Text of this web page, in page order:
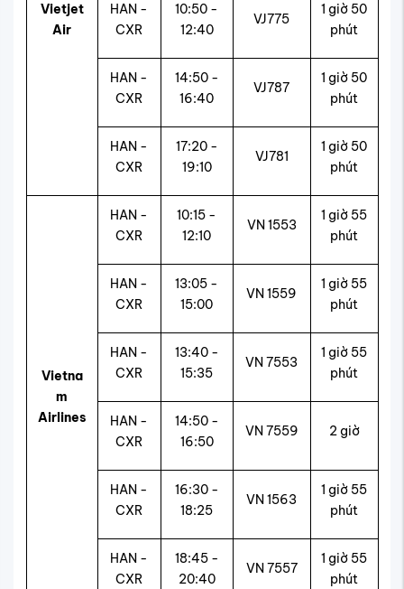
Vietjet
Air
HAN -
CXR
10:50 -
12:40
VJ775
1 giờ 50
phút
HAN -
CXR
14:50 -
16:40
VJ787
1 giờ 50
phút
HAN -
CXR
17:20 -
19:10
VJ781
1 giờ 50
phút
Vietna
m
Airlines
HAN -
CXR
10:15 -
12:10
VN 1553
1 giờ 55
phút
HAN -
CXR
13:05 -
15:00
VN 1559
1 giờ 55
phút
HAN -
CXR
13:40 -
15:35
VN 7553
1 giờ 55
phút
HAN -
CXR
14:50 -
16:50
VN 7559 2 giờ
HAN -
CXR
16:30 -
18:25
VN 1563
1 giờ 55
phút
HAN -
CXR
18:45 -
20:40
VN 7557
1 giờ 55
phút